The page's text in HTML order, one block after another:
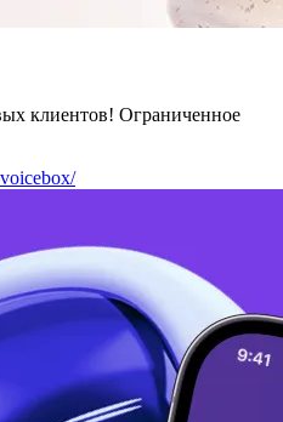
клиентов! Ограниченное